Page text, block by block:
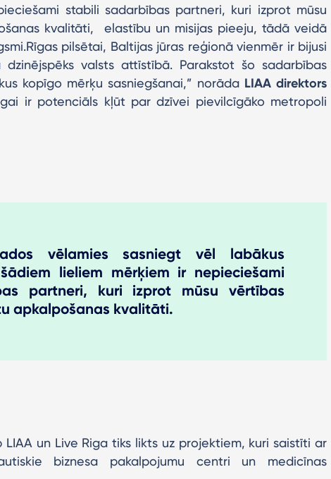
stabili sadarbības partneri, kuri izprot mūsu
kvalitāti, elastību un misijas pieeju, tādā veidā
pilsētai, Baltijas jūras reģionā vienmēr ir bijusi
valsts attīstībā. Parakstot šo sadarbības
kopīgo mērķu sasniegšanai,” norāda LIAA direktors
ir potenciāls kļūt par dzīvei pievilcīgāko metropoli
vēlamies sasniegt vēl labākus
lieliem mērķiem ir nepieciešami
partneri, kuri izprot mūsu vērtības
apkalpošanas kvalitāti.
un Live Riga tiks likts uz projektiem, kuri saistīti ar
biznesa pakalpojumu centri un medicīnas